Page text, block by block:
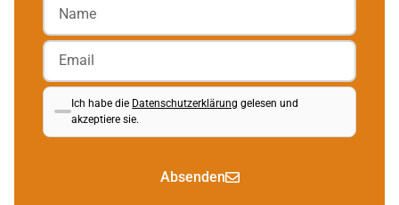
Ich habe die Datenschutzerklärung gelesen und
akzeptiere sie.
Absenden